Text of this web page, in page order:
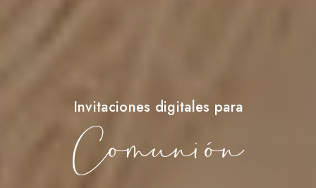
Invitaciones digitales para
Comunión